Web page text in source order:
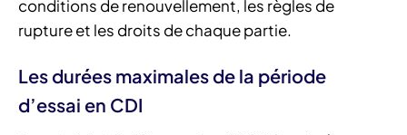
conditions de renouvellement, les règles de
rupture et les droits de chaque partie.
Les durées maximales de la période
d’essai en CDI